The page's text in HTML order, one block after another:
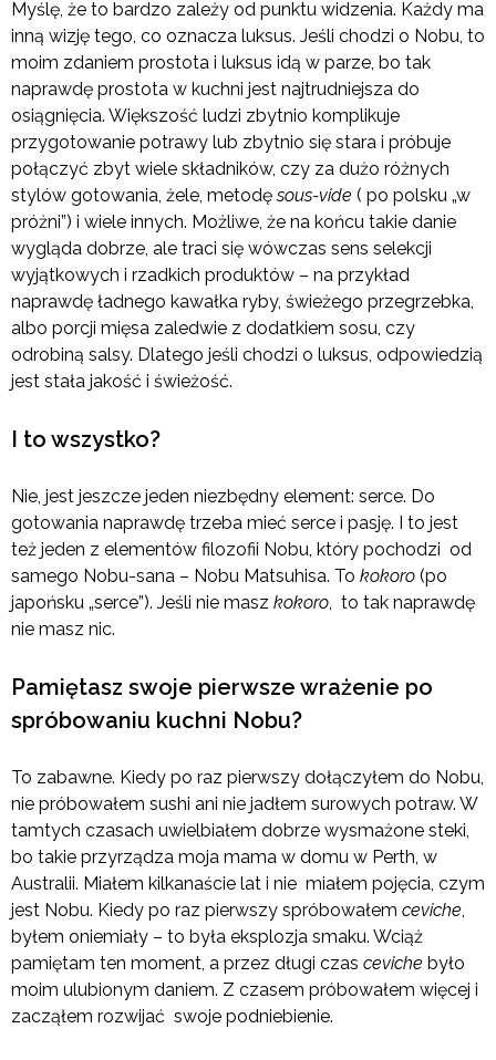
Myślę, że to bardzo zależy od punktu widzenia. Każdy ma
inną wizję tego, co oznacza luksus. Jeśli chodzi o Nobu, to
moim zdaniem prostota i luksus idą w parze, bo tak
naprawdę prostota w kuchni jest najtrudniejsza do
osiągnięcia. Większość ludzi zbytnio komplikuje
przygotowanie potrawy lub zbytnio się stara i próbuje
połączyć zbyt wiele składników, czy za dużo różnych
stylów gotowania, żele, metodęsous-vide ( po polsku „w
próżni”) i wiele innych. Możliwe, że na końcu takie danie
wygląda dobrze, ale traci się wówczas sens selekcji
wyjątkowych i rzadkich produktów – na przykład
naprawdę ładnego kawałka ryby, świeżego przegrzebka,
albo porcji mięsa zaledwie z dodatkiem sosu, czy
odrobiną salsy. Dlatego jeśli chodzi o luksus, odpowiedzią
jest stała jakość i świeżość.
I to wszystko?
Nie, jest jeszcze jeden niezbędny element: serce. Do
gotowania naprawdę trzeba mieć serce i pasję. I to jest
też jeden z elementów filozofii Nobu, który pochodzi od
samego Nobu-sana – Nobu Matsuhisa. To kokoro (po
japońsku „serce”). Jeśli nie masz kokoro, to tak naprawdę
nie masz nic.
Pamiętasz swoje pierwsze wrażenie po
spróbowaniu kuchni Nobu?
To zabawne. Kiedy po raz pierwszy dołączyłem do Nobu,
nie próbowałem sushi ani nie jadłem surowych potraw. W
tamtych czasach uwielbiałem dobrze wysmażone steki,
bo takie przyrządza moja mama w domu w Perth, w
Australii. Miałem kilkanaście lat i nie miałem pojęcia, czym
jest Nobu. Kiedy po raz pierwszy spróbowałem ceviche,
byłem oniemiały – to była eksplozja smaku. Wciąż
pamiętam ten moment, a przez długi czas ceviche było
moim ulubionym daniem. Z czasem próbowałem więcej i
zacząłem rozwijać swoje podniebienie.